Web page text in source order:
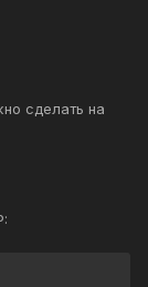
сделать на